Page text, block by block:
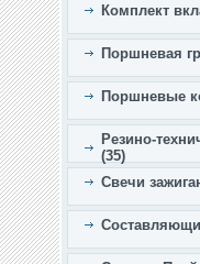
Комплект
Поршневая
Поршневые
Резино-
(35)
Свечи